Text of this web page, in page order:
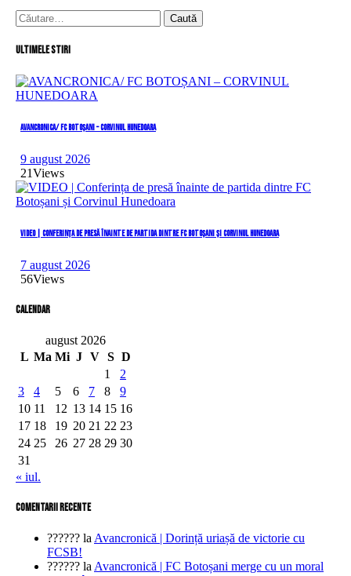
Caută
după:
Ultimele stiri
AVANCRONICA/ FC BOTOȘANI – CORVINUL HUNEDOARA
9 august 2026
21Views
VIDEO | Conferința de presă înainte de partida dintre FC Botoșani și Corvinul Hunedoara
7 august 2026
56Views
Calendar
august 2026
L Ma Mi J V S D
1
2
3
4 5 6 7 8
9
10 11 12 13 14 15 16
17 18 19 20 21 22 23
24 25 26 27 28 29 30
31
« iul.
comentarii recente
?????? la Avancronică | Dorință uriașă de victorie cu
FCSB!
?????? la Avancronică | FC Botoșani merge cu un moral